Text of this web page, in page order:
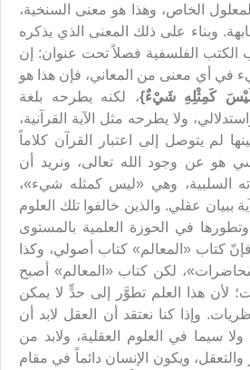
الخاص، وهذا هو معنى السنخية،
وبناء على ذلك المعنى الذي يذكره
الكتب الفلسفية فصلاً تحت عنوان: إن
في أي معنى من المعاني، فإن هذا هو
كَمِثْلِهِ شَيْءٌ}، لكنه يطرحه بلغة
ولا يطرحه مثل الآية القرآنية،
لم يتوصل إلى اعتبار القرآن كلاماً
هو عن وجود الله تعالى، ونريد أن
السلبية، وهي «ليس كمثله شيء»،
ببيان عقلي. والذين خالفوا تلك العلوم
وتطورها في الحوزة العلمية بالمستوى
كتاب «المعالم» كتاب أصولي، وكذا
لكن كتاب «المعالم» أصبح
لأن هذا العلم تطوَّر إلى حدٍّ لا يمكن
وإذا كنا نعتقد أن العقل لابد أن
سيما في العلوم العقلية، ولابد من
والتعقل، ويكون الإنسان دائماً في مقام